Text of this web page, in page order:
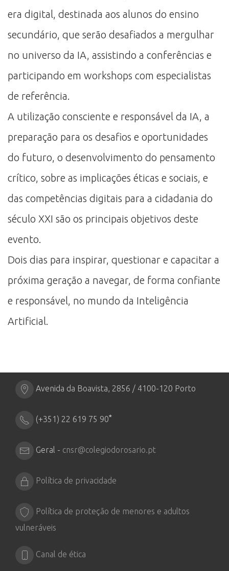
era digital, destinada aos alunos do ensino
secundário, que serão desafiados a mergulhar
no universo da IA, assistindo a conferências e
participando em workshops com especialistas
de referência.
A utilização consciente e responsável da IA, a
preparação para os desafios e oportunidades
do futuro, o desenvolvimento do pensamento
crítico, sobre as implicações éticas e sociais, e
das competências digitais para a cidadania do
século XXI são os principais objetivos deste
evento.
Dois dias para inspirar, questionar e capacitar a
próxima geração a navegar, de forma confiante
e responsável, no mundo da Inteligência
Artificial.
Avenida da Boavista, 2856 / 4100-120 Porto
(+351) 22 619 75 90*
Geral - cnsr@colegiodorosario.pt
Política de privacidade
Política de proteção de menores e adultos
vulneráveis
Canal de ética